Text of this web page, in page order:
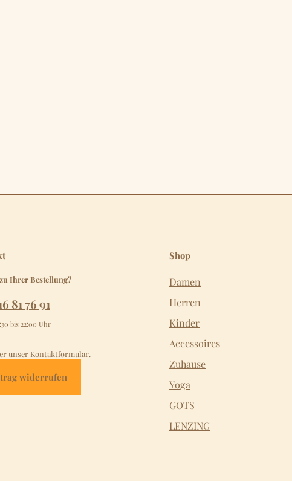
Ihrer Bestellung?
81 76 91
bis 22:00 Uhr
unser Kontaktformular.
widerrufen
Shop
Damen
Herren
Kinder
Accessoires
Zuhause
Yoga
GOTS
LENZING